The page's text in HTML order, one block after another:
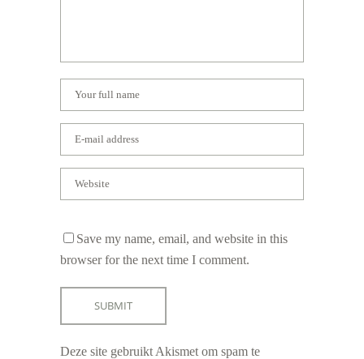
Save my name, email, and website in this
browser for the next time I comment.
Deze site gebruikt Akismet om spam te